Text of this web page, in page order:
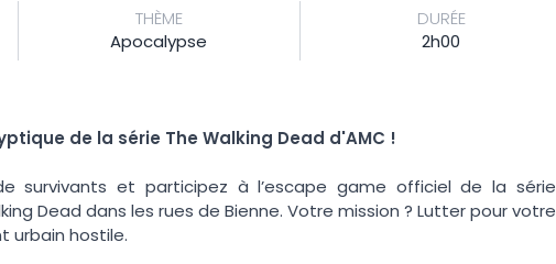
THÈME
Apocalypse
DURÉE
2h00
de la série The Walking Dead d'AMC !
survivants et participez à l’escape game officiel de la série
Dead dans les rues de Bienne. Votre mission ? Lutter pour votre
urbain hostile.